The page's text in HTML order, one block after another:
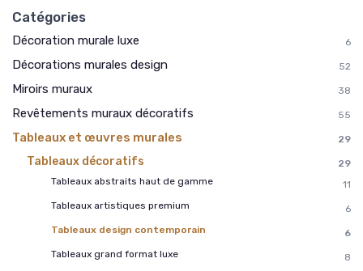
Catégories
Décoration murale luxe 6
Décorations murales design 52
Miroirs muraux 38
Revêtements muraux décoratifs 55
Tableaux et œuvres murales 29
Tableaux décoratifs
29
Tableaux abstraits haut de gamme
11
Tableaux artistiques premium
6
Tableaux design contemporain
6
Tableaux grand format luxe
8